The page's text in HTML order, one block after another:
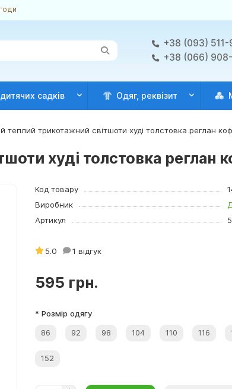
+38 (093)
+38 (066)
садків Одяг, реквізит
теплий трикотажний світшоти худі толстовка реглан
худі толстовка реглан
Код товару
Виробник
Артикул
5.0 1 відгук
595 грн.
* Розмір одягу
86 92 98 104 110 116
152